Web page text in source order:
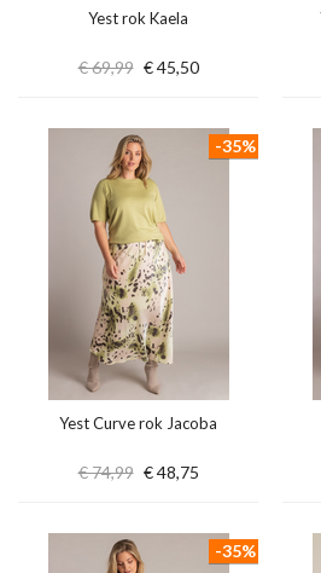
Yest rok Kaela
€ 69,99 € 45,50
Yest Curve rok Jacoba
€ 74,99 € 48,75
-35%
-35%